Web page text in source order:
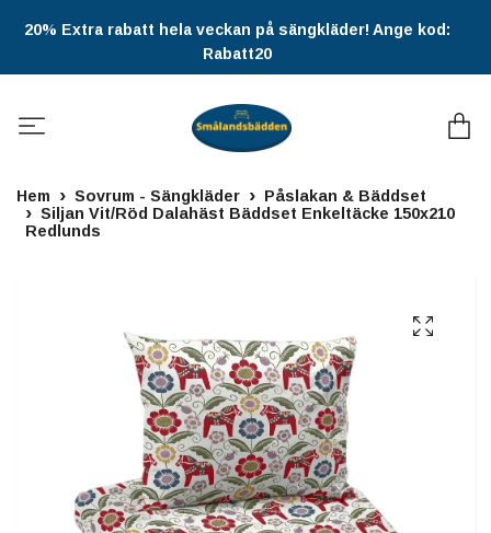
20% Extra rabatt hela veckan på sängkläder! Ange kod:
Rabatt20
Hem Sovrum - Sängkläder
Påslakan & Bäddset
Siljan Vit/Röd Dalahäst Bäddset Enkeltäcke 150x210
Redlunds